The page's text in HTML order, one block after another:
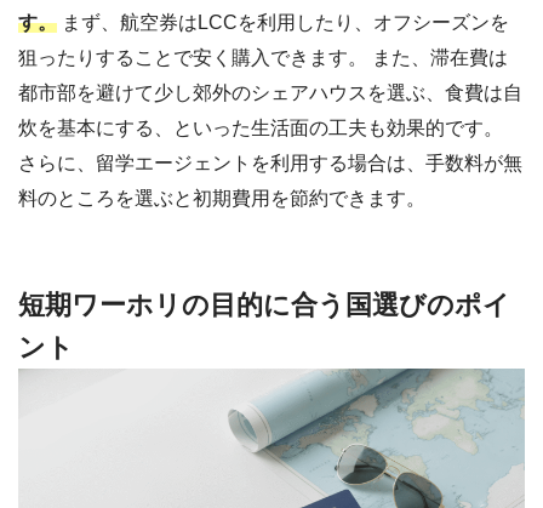
す。 まず、航空券はLCCを利用したり、オフシーズンを
狙ったりすることで安く購入できます。 また、滞在費は
都市部を避けて少し郊外のシェアハウスを選ぶ、食費は自
炊を基本にする、といった生活面の工夫も効果的です。
さらに、留学エージェントを利用する場合は、手数料が無
料のところを選ぶと初期費用を節約できます。
短期ワーホリの目的に合う国選びのポイ
ント